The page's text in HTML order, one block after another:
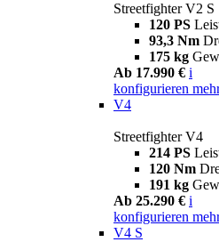
Streetfighter V2 S
120 PS
93,3 Nm
175 kg
Ab 17.990 € i
konfigurieren
V4
Streetfighter V4
214 PS
120 Nm
191 kg
Ab 25.290 € i
konfigurieren
V4 S